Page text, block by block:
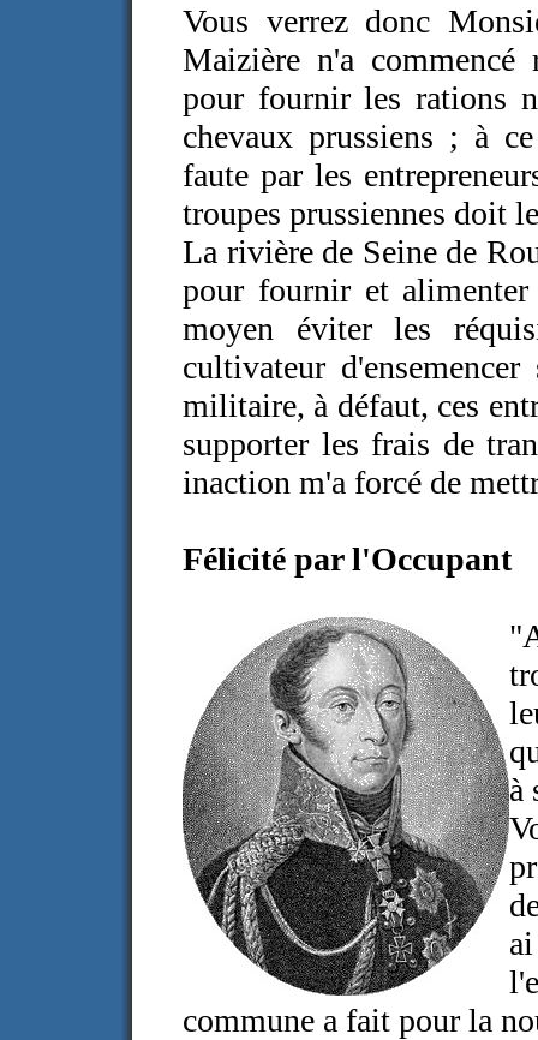
Vous verrez donc
Maizière n'a commencé
pour fournir les rations
chevaux prussiens ; à
faute par les
troupes prussiennes doit
La rivière de Seine de
pour fournir et
moyen éviter les
cultivateur
militaire, à défaut, ces
supporter les frais de
inaction m'a forcé de
Félicité par l'Occupant
à
commune a fait pour la